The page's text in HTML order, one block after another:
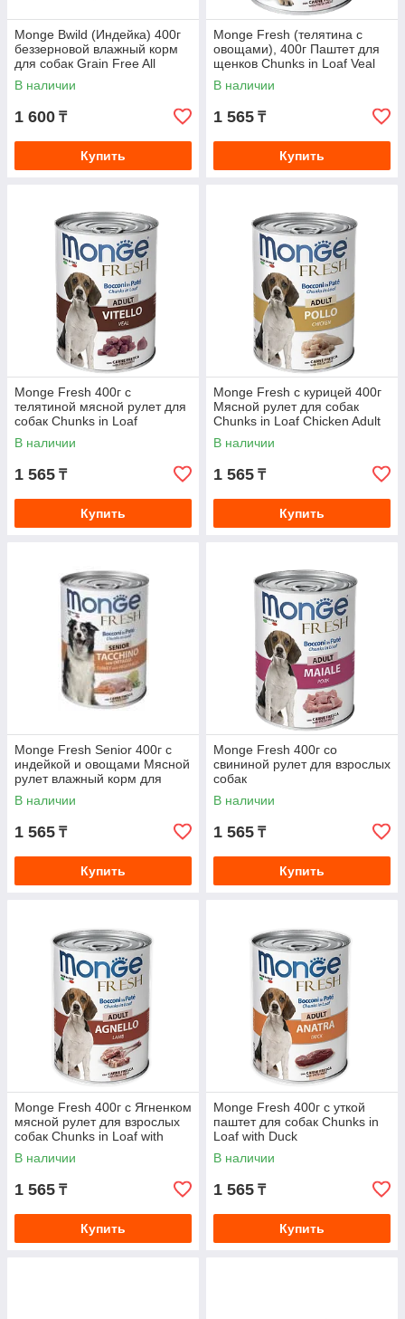
Monge Bwild (Индейка) 400г
беззерновой влажный корм
для собак Grain Free All
Breeds Adult Tacchino
В наличии
1 600 ₸
Купить
Monge Fresh (телятина с
овощами), 400г Паштет для
щенков Chunks in Loaf Veal
with Vegetables Puppy
В наличии
1 565 ₸
Купить
Monge Fresh 400г с
телятиной мясной рулет для
собак Chunks in Loaf
В наличии
1 565 ₸
Купить
Monge Fresh с курицей 400г
Мясной рулет для собак
Chunks in Loaf Chicken Adult
В наличии
1 565 ₸
Купить
Monge Fresh Senior 400г с
индейкой и овощами Мясной
рулет влажный корм для
пожилых собак
В наличии
1 565 ₸
Купить
Monge Fresh 400г со
свининой рулет для взрослых
собак
В наличии
1 565 ₸
Купить
Monge Fresh 400г с Ягненком
мясной рулет для взрослых
собак Chunks in Loaf with
Lamb
В наличии
1 565 ₸
Купить
Monge Fresh 400г с уткой
паштет для собак Chunks in
Loaf with Duck
В наличии
1 565 ₸
Купить